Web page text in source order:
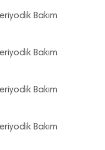
Bakım
Bakım
Bakım
Bakım